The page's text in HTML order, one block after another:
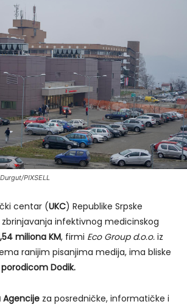
PIXSELL
centar (UKC) Republike Srpske
infektivnog medicinskog
miliona KM, firmi Eco Group d.o.o. iz
ranijim pisanjima medija, ima bliske
Dodik.
za posredničke, informatičke i